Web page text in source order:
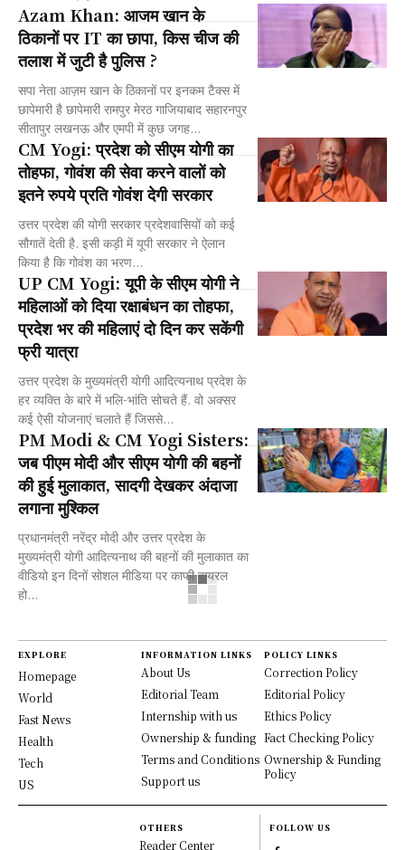
Azam Khan: आजम खान के
ठिकानों पर IT का छापा, किस चीज की
तलाश में जुटी है पुलिस ?
सपा नेता आज़म खान के ठिकानों पर इनकम टैक्स में
छापेमारी है छापेमारी रामपुर मेरठ गाजियाबाद सहारनपुर
सीतापुर लखनऊ और एमपी में कुछ जगह...
CM Yogi: प्रदेश को सीएम योगी का
तोहफा, गोवंश की सेवा करने वालों को
इतने रुपये प्रति गोवंश देगी सरकार
उत्तर प्रदेश की योगी सरकार प्रदेशवासियों को कई
सौगातें देती है. इसी कड़ी में यूपी सरकार ने ऐलान
किया है कि गोवंश का भरण...
UP CM Yogi: यूपी के सीएम योगी ने
महिलाओं को दिया रक्षाबंधन का तोहफा,
प्रदेश भर की महिलाएं दो दिन कर सकेंगी
फ्री यात्रा
उत्तर प्रदेश के मुख्यमंत्री योगी आदित्यनाथ प्रदेश के
हर व्यक्ति के बारे में भलि-भांति सोचते हैं. वो अक्सर
कई ऐसी योजनाएं चलाते हैं जिससे...
PM Modi & CM Yogi Sisters:
जब पीएम मोदी और सीएम योगी की बहनों
की हुई मुलाकात, सादगी देखकर अंदाजा
लगाना मुश्किल
प्रधानमंत्री नरेंद्र मोदी और उत्तर प्रदेश के
मुख्यमंत्री योगी आदित्यनाथ की बहनों की मुलाकात का
वीडियो इन दिनों सोशल मीडिया पर काफी वायरल
हो...
EXPLORE
Homepage
World
Fast News
Health
Tech
US
INFORMATION LINKS
About Us
Editorial Team
Internship with us
Ownership & funding
Terms and Conditions
Support us
POLICY LINKS
Correction Policy
Editorial Policy
Ethics Policy
Fact Checking Policy
Ownership & Funding
Policy
OTHERS
Reader Center
FOLLOW US